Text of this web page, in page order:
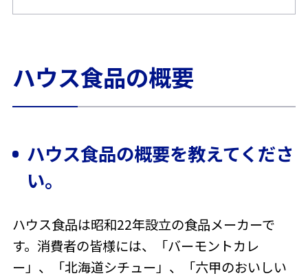
ハウス食品の概要
ハウス食品の概要を教えてくださ
い。
ハウス食品は昭和22年設立の食品メーカーで
す。消費者の皆様には、「バーモントカレ
ー」、「北海道シチュー」、「六甲のおいしい